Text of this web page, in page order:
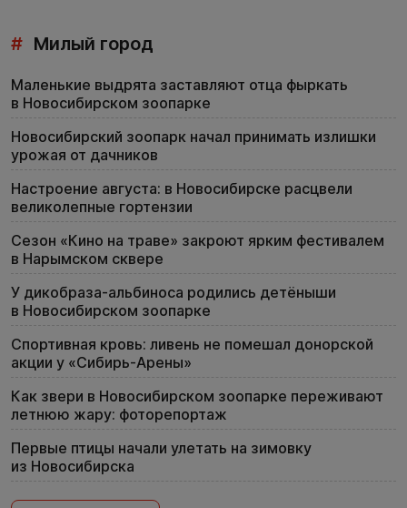
# Милый город
Маленькие выдрята заставляют отца фыркать
в Новосибирском зоопарке
Новосибирский зоопарк начал принимать излишки
урожая от дачников
Настроение августа: в Новосибирске расцвели
великолепные гортензии
Сезон «Кино на траве» закроют ярким фестивалем
в Нарымском сквере
У дикобраза-альбиноса родились детёныши
в Новосибирском зоопарке
Спортивная кровь: ливень не помешал донорской
акции у «Сибирь-Арены»
Как звери в Новосибирском зоопарке переживают
летнюю жару: фоторепортаж
Первые птицы начали улетать на зимовку
из Новосибирска